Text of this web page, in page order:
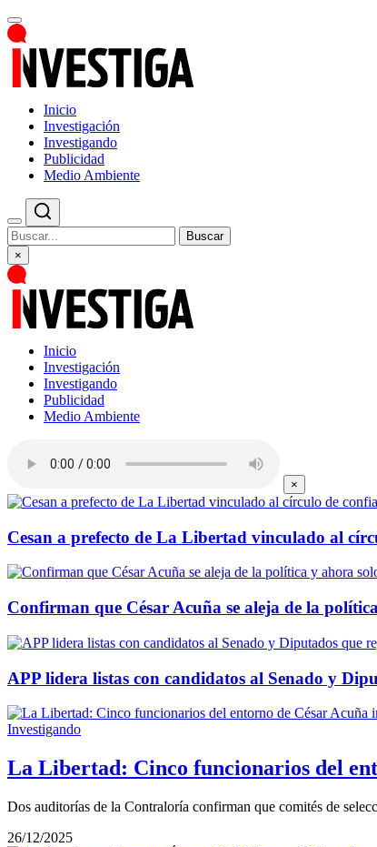
Inicio
Investigación
Investigando
Publicidad
Medio Ambiente
Buscar
×
Inicio
Investigación
Investigando
Publicidad
Medio Ambiente
×
Cesan a prefecto de La Libertad vinculado al
Confirman que César Acuña se aleja de la
APP lidera listas con candidatos al Senado y
Investigando
La Libertad: Cinco funcionarios del
Dos auditorías de la Contraloría confirman que comités de
26/12/2025